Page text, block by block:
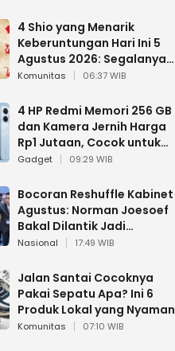
4 Shio yang Menarik
Keberuntungan Hari Ini 5
Agustus 2026: Segalanya
Berjalan Lancar
Komunitas 06:37 WIB
4 HP Redmi Memori 256 GB
dan Kamera Jernih Harga
Rp1 Jutaan, Cocok untuk
Multitasking
Gadget 09:29 WIB
Bocoran Reshuffle Kabinet
Agustus: Norman Joesoef
Bakal Dilantik Jadi
Wamenhan RI
Nasional 17:49 WIB
Jalan Santai Cocoknya
Pakai Sepatu Apa? Ini 6
Produk Lokal yang Nyaman
Buat 17 Agustusan
Komunitas 07:10 WIB